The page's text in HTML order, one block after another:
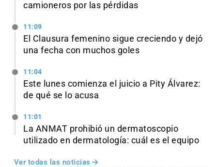
camioneros por las pérdidas
11:09
El Clausura femenino sigue creciendo y dejó
una fecha con muchos goles
11:04
Este lunes comienza el juicio a Pity Álvarez:
de qué se lo acusa
11:01
La ANMAT prohibió un dermatoscopio
utilizado en dermatología: cuál es el equipo
Ver todas las noticias